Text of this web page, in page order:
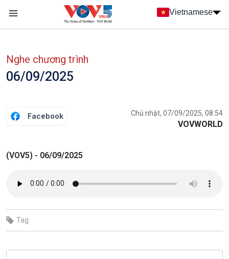
Nhảy đến nội dung
Vietnamese
Nghe chương trình
06/09/2025
Facebook Chủ nhật, 07/09/2025, 08:54
VOVWORLD
(VOV5) - 06/09/2025
Tag: